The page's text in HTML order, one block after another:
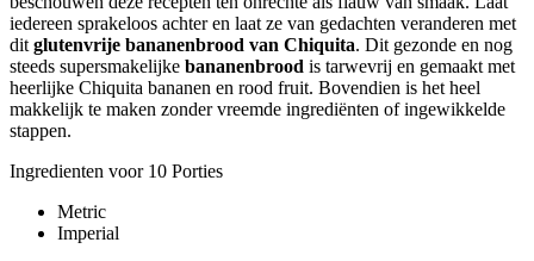
iedereen sprakeloos achter en laat ze van gedachten veranderen met
dit glutenvrije bananenbrood van Chiquita. Dit gezonde en nog
steeds supersmakelijke bananenbrood is tarwevrij en gemaakt met
heerlijke Chiquita bananen en rood fruit. Bovendien is het heel
makkelijk te maken zonder vreemde ingrediënten of ingewikkelde
stappen.
Ingredienten voor 10 Porties
Metric
Imperial